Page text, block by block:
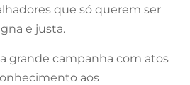
que só querem ser
e justa.
grande campanha com atos
aos